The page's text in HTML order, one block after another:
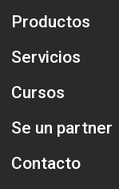
Productos
Servicios
Cursos
Se un partner
Contacto